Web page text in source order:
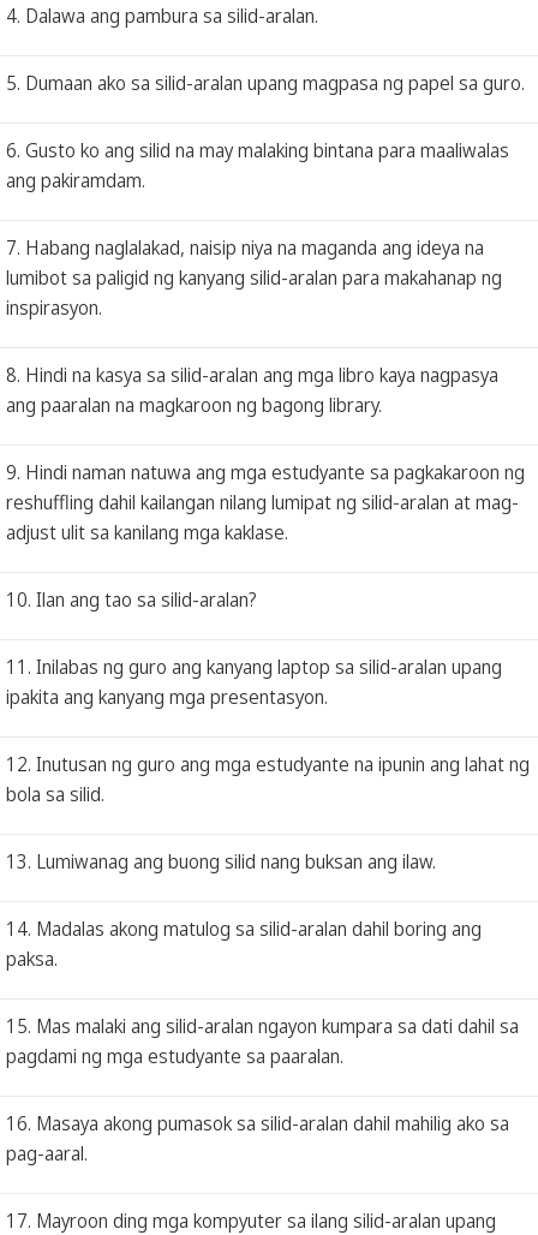
4. Dalawa ang pambura sa silid-aralan.
5. Dumaan ako sa silid-aralan upang magpasa ng papel sa guro.
6. Gusto ko ang silid na may malaking bintana para maaliwalas
ang pakiramdam.
7. Habang naglalakad, naisip niya na maganda ang ideya na
lumibot sa paligid ng kanyang silid-aralan para makahanap ng
inspirasyon.
8. Hindi na kasya sa silid-aralan ang mga libro kaya nagpasya
ang paaralan na magkaroon ng bagong library.
9. Hindi naman natuwa ang mga estudyante sa pagkakaroon ng
reshuffling dahil kailangan nilang lumipat ng silid-aralan at mag-
adjust ulit sa kanilang mga kaklase.
10. Ilan ang tao sa silid-aralan?
11. Inilabas ng guro ang kanyang laptop sa silid-aralan upang
ipakita ang kanyang mga presentasyon.
12. Inutusan ng guro ang mga estudyante na ipunin ang lahat ng
bola sa silid.
13. Lumiwanag ang buong silid nang buksan ang ilaw.
14. Madalas akong matulog sa silid-aralan dahil boring ang
paksa.
15. Mas malaki ang silid-aralan ngayon kumpara sa dati dahil sa
pagdami ng mga estudyante sa paaralan.
16. Masaya akong pumasok sa silid-aralan dahil mahilig ako sa
pag-aaral.
17. Mayroon ding mga kompyuter sa ilang silid-aralan upang